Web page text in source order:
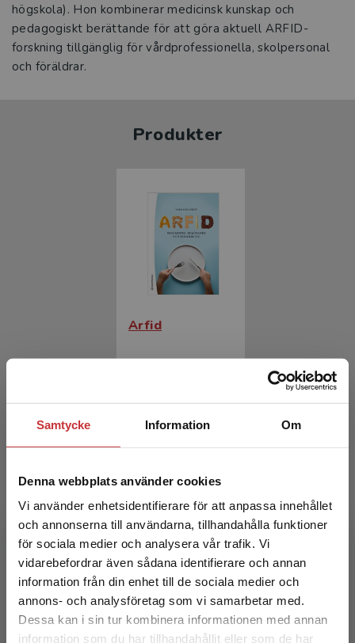
Samtycke Information Om
Denna webbplats använder cookies
Vi använder enhetsidentifierare för att anpassa innehållet
och annonserna till användarna, tillhandahålla funktioner
för sociala medier och analysera vår trafik. Vi
vidarebefordrar även sådana identifierare och annan
information från din enhet till de sociala medier och
annons- och analysföretag som vi samarbetar med.
Dessa kan i sin tur kombinera informationen med annan
information som du har tillhandahållit eller som de har
Begränsad fraktregion
högskola). Hon kombinerar medicinsk kunskap och
pedagogiskt berättande för att göra aktuell ARFID-
forskning tillgänglig för vårdprofessionella, skolpersonal
och föräldrar.
Produkter
Arfid
Exkl. moms: 316 kr
Arfid
Sellgren, Sara